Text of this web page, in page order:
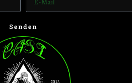
Senden